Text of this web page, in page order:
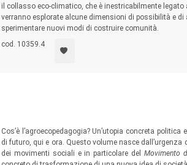
il collasso eco-climatico, che è inestricabilmente
verranno esplorate alcune dimensioni di possibilità e
sperimentare nuovi modi di costruire comunità.
cod. 10359.4
Cos’è l’agroecopedagogia? Un’utopia concreta
di futuro, qui e ora. Questo volume nasce
dei movimenti sociali e in particolare delMovimento